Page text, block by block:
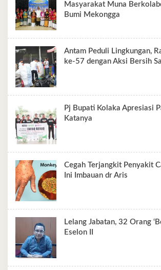
Masyarakat Muna
Bumi Mekongga
Antam Peduli Lingkungan,
ke-57 dengan Aksi Bersih
Pj Bupati Kolaka Apresiasi
Katanya
Cegah Terjangkit Penyakit
Ini Imbauan dr Aris
Lelang Jabatan, 32 Orang
Eselon II